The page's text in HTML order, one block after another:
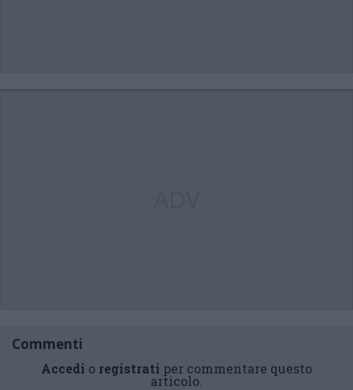
Commenti
Accedi o registrati per commentare questo
articolo.